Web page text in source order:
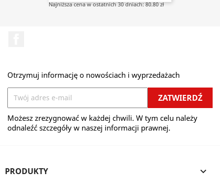
Najniższa cena w ostatnich 30 dniach: 80.80 zł
Otrzymuj informację o nowościach i wyprzedażach
Możesz zrezygnować w każdej chwili. W tym celu należy
odnaleźć szczegóły w naszej informacji prawnej.
PRODUKTY 